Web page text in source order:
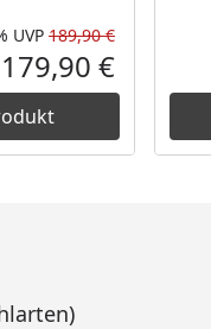
Rabatt in
UVP 189,90 €
Aktueller
179,90 €